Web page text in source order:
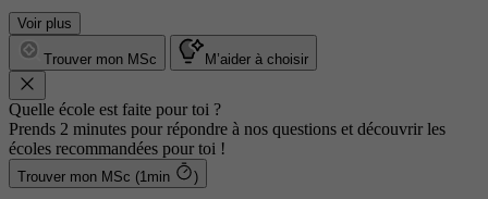
Voir plus
Trouver mon MSc M’aider à choisir
Quelle école est faite pour toi ?
Prends 2 minutes pour répondre à nos questions et découvrir les
écoles recommandées pour toi !
Trouver mon MSc (1min )